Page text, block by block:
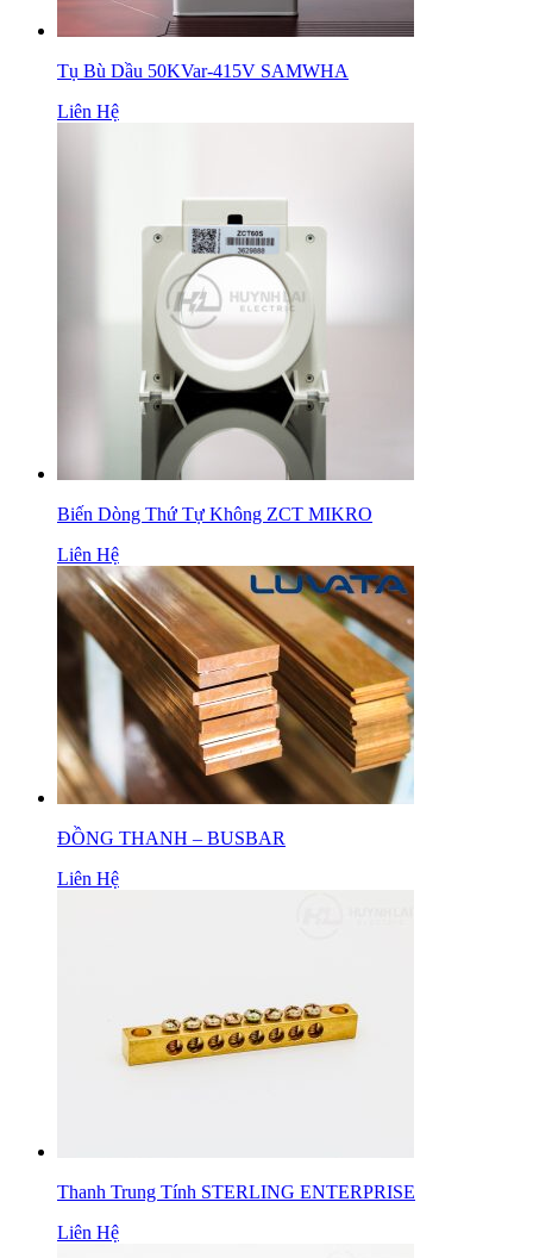
Tụ Bù Dầu 50KVar-415V SAMWHA
Liên Hệ
Biến Dòng Thứ Tự Không ZCT MIKRO
Liên Hệ
ĐỒNG THANH – BUSBAR
Liên Hệ
Thanh Trung Tính STERLING ENTERPRISE
Liên Hệ